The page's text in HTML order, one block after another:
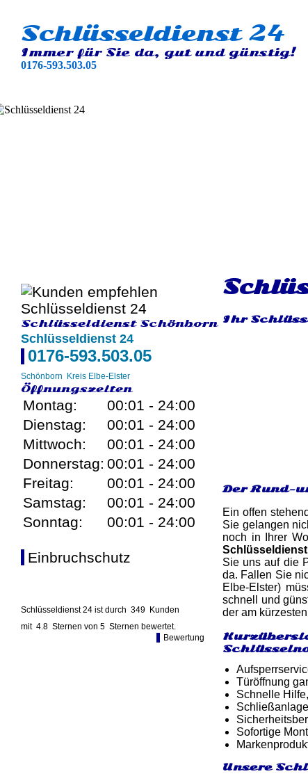
Schlüsseldienst 24
Immer für Sie da, gut und günstig!
0176-593.503.05
Schlüsseldienst Schönborn
Schlüsseldienst 24
0176-593.503.05
Schönborn Kreis Elbe-Elster
Öffnungszeiten
Montag:
00:01 - 24:00
Dienstag:
00:01 - 24:00
Mittwoch:
00:01 - 24:00
Donnerstag: 00:01 - 24:00
Freitag:
00:01 - 24:00
Samstag:
00:01 - 24:00
Sonntag:
00:01 - 24:00
Einbruchschutz
Schlüsseldienst 24 ist durch 349 Kunden
mit 4.8 Sternen von 5 Sternen bewertet.
Bewertung
Ihr
Der Rund-
Ein offen
Sie gelangen
noch in Ihrer
Sie uns auf die
da. Fallen Sie
Elbe-Elster)
schnell und
der am
Türöffnung
Schnelle
Sofortige
Unsere